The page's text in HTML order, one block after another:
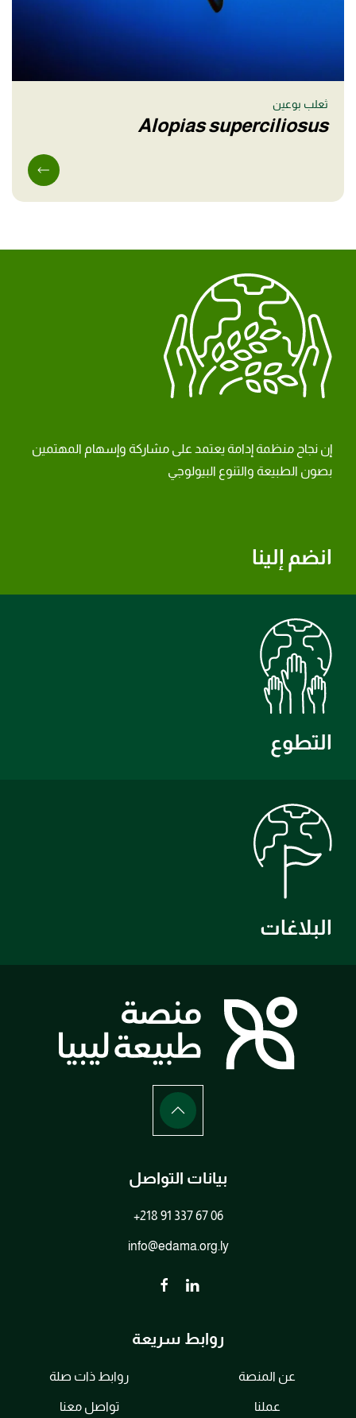
ثعلب بوعين
Alopias superciliosus
انضم إلينا
إن نجاح منظمة إدامة يعتمد على مشاركة وإسهام المهتمين
بصون الطبيعة والتنوع البيولوجي
التطوع
البلاغات
بيانات التواصل
+218 91 337 67 06
info@edama.org.ly
روابط سريعة
عن المنصة
عملنا
روابط ذات صلة
تواصل معنا